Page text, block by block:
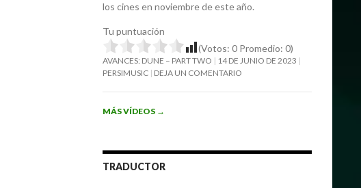
los cines en noviembre de este año.
Tu puntuación
(Votos: 0 Promedio: 0)
AVANCES: DUNE – PART TWO
14 DE JUNIO DE 2023
PERSIMUSIC DEJA UN COMENTARIO
MÁS VÍDEOS →
TRADUCTOR